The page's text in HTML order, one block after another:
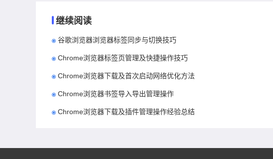
继续阅读
谷歌浏览器浏览器标签同步与切换技巧
Chrome浏览器标签页管理及快捷操作技巧
Chrome浏览器下载及首次启动网络优化方法
Chrome浏览器书签导入导出管理操作
Chrome浏览器下载及插件管理操作经验总结